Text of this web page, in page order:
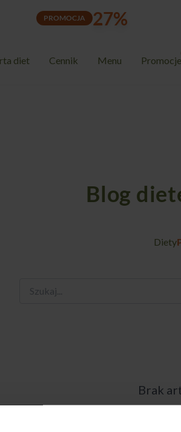
PROMOCJA 27%
Mleczny
diet Cennik Menu Promocje
Blog
Diety
Brak